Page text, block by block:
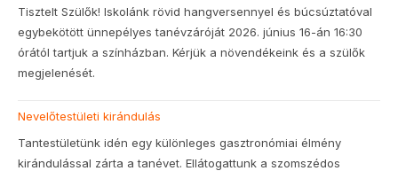
Tisztelt Szülők! Iskolánk rövid hangversennyel és búcsúztatóval
egybekötött ünnepélyes tanévzáróját 2026. június 16-án 16:30
órától tartjuk a színházban. Kérjük a növendékeink és a szülők
megjelenését.
Nevelőtestületi kirándulás
Tantestületünk idén egy különleges gasztronómiai élmény
kirándulással zárta a tanévet. Ellátogattunk a szomszédos